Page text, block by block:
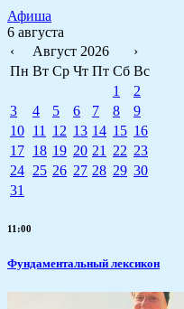
Афиша
6 августа
‹
Август 2026
›
Пн Вт Ср Чт Пт Сб Вс
1
2
3
4 5 6 7 8
9
10 11 12 13 14 15 16
17 18 19 20 21 22 23
24 25 26 27 28 29 30
31
11:00
Фундаментальный лексикон